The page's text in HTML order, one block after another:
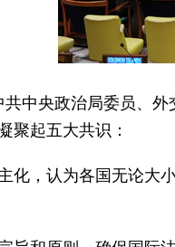
共中央政治局委员、
聚起五大共识：
化，认为各国无论大